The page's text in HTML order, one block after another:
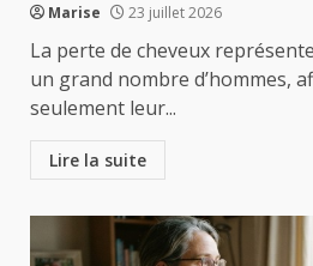
Marise 23 juillet 2026
La perte de cheveux
un grand nombre d’hommes,
seulement leur...
Lire la suite